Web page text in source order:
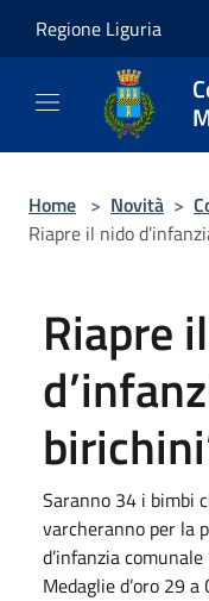
Regione Liguria
Home > Novità >
Riapre il nido
Riapre
Saranno 34 i bimbi
varcheranno per la
d’infanzia
Medaglie d’oro 29